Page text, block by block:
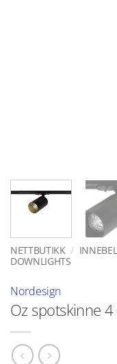
NETTBUTIKK /
DOWNLIGHTS
Nordesign
Oz spotskinne